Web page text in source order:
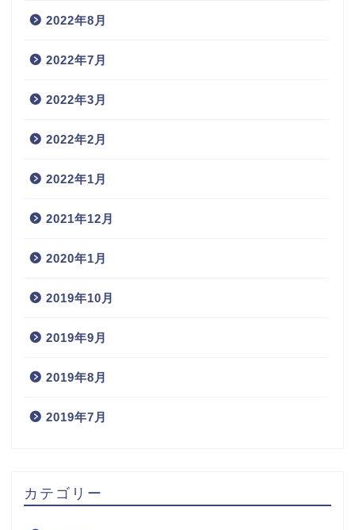
2022年8月
2022年7月
2022年3月
2022年2月
2022年1月
2021年12月
2020年1月
2019年10月
2019年9月
2019年8月
2019年7月
カテゴリー